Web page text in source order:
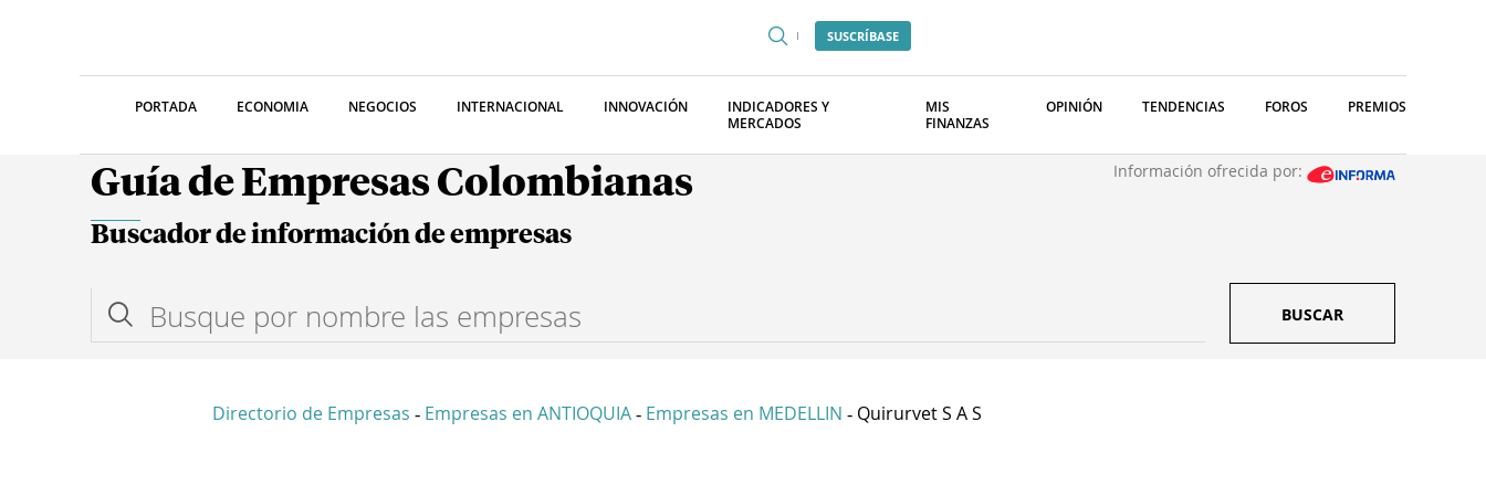
SUSCRÍBASE
PORTADA ECONOMIA NEGOCIOS INTERNACIONAL INNOVACIÓN
INDICADORES Y
MERCADOS
MIS
FINANZAS
OPINIÓN TENDENCIAS FOROS PREMIOS
Guía de Empresas Colombianas Información ofrecida por:
Buscador de información de empresas
BUSCAR
Directorio de Empresas - Empresas en ANTIOQUIA - Empresas en MEDELLIN - Quirurvet S A S